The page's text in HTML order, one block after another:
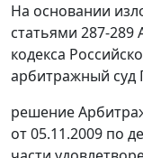
На основании
статьями 287-289
кодекса
арбитражный суд
решение
от 05.11.2009 по